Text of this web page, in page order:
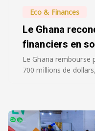
Eco & Finances
Le Ghana
financiers en
Le Ghana rembourse
700 millions de